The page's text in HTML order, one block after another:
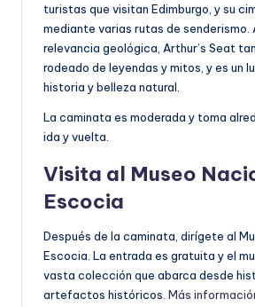
turistas que visitan Edimburgo, y su
mediante varias rutas de senderismo.
relevancia geológica, Arthur’s Seat
rodeado de leyendas y mitos, y es un
historia y belleza natural.
La caminata es moderada y toma
ida y vuelta.
Visita al Museo
Escocia
Después de la caminata, dirígete al
Escocia. La entrada es gratuita y el
vasta colección que abarca desde
artefactos históricos. Más